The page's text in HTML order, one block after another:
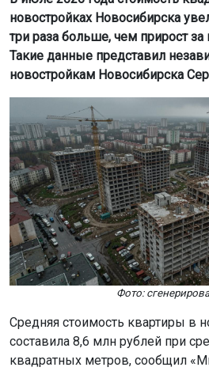
новостройках Новосибирска
три раза больше, чем прирост за
Такие данные представил
новостройкам Новосибирска
Фото:
Средняя стоимость квартиры в
составила 8,6 млн рублей при
квадратных метров, сообщил